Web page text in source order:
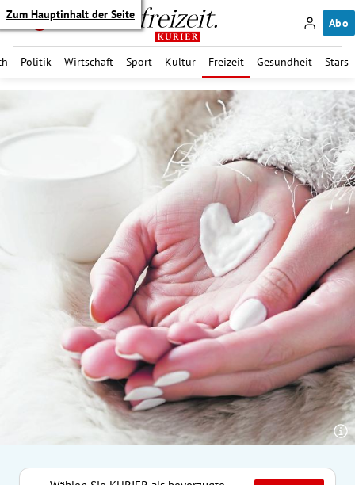
Zum Hauptinhalt der Seite
Abo
Politik Wirtschaft Sport Kultur Freizeit Gesundheit Stars
Untermenü
Untermenü
Untermenü